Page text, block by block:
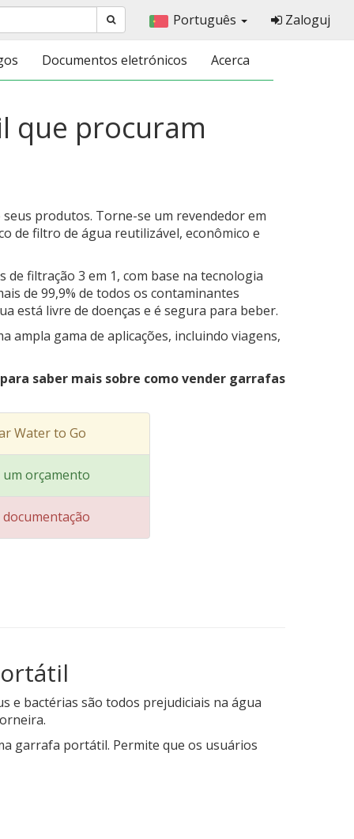
Português Zaloguj
Documentos eletrónicos Acerca
que procuram
produtos. Torne-se um revendedor em
de filtro de água reutilizável, econômico e
filtração 3 em 1, com base na tecnologia
de 99,9% de todos os contaminantes
está livre de doenças e é segura para beber.
ampla gama de aplicações, incluindo viagens,
saber mais sobre como vender garrafas
Water to Go
um orçamento
e bactérias são todos prejudiciais na água
garrafa portátil. Permite que os usuários